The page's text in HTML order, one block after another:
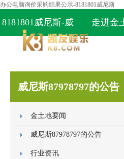
办公电脑询价采购结果公示-8181801威尼斯
8181801威尼斯-威
尼斯87978797
走进金
威尼斯87978797的公告
金土地要闻
威尼斯87978797的公告
行业资讯